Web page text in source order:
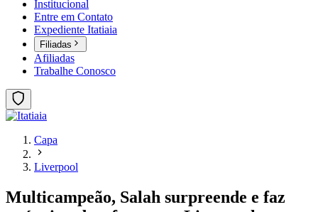
Institucional
Entre em Contato
Expediente Itatiaia
Filiadas
Afiliadas
Trabalhe Conosco
Capa
Liverpool
Multicampeão, Salah surpreende e faz